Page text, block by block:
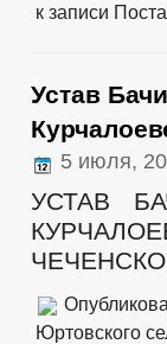
к записи
Устав
5 июля,
УСТАВ
Юртовского